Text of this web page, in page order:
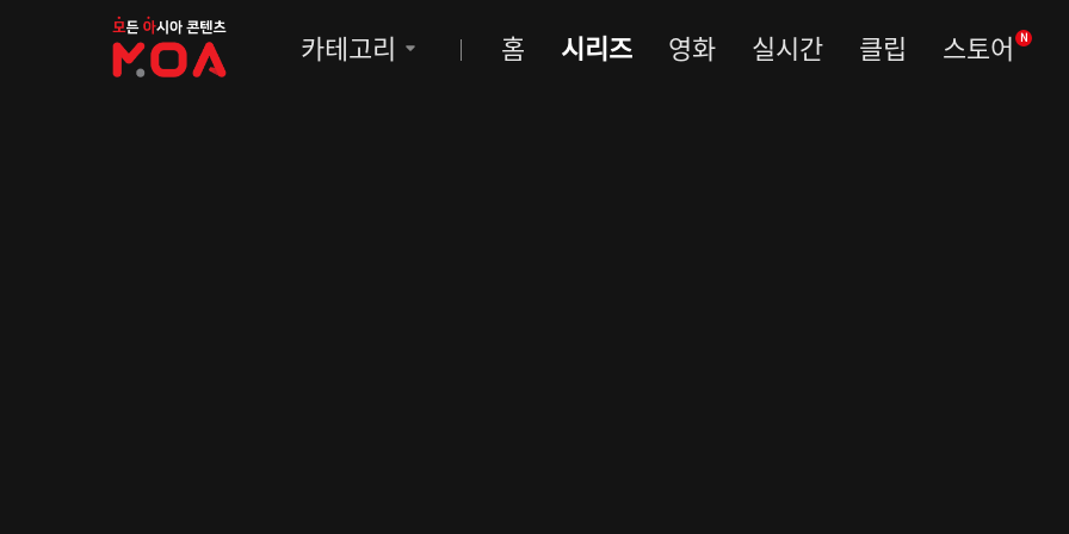
MOA
카테고리 홈 시리즈 영화 실시간 클립 스토어 N